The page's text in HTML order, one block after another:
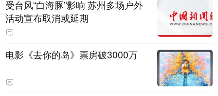
受台风“白海豚”影响 苏州多场户外
活动宣布取消或延期
电影《去你的岛》票房破3000万